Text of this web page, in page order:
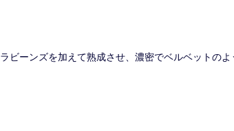
ーンズを加えて熟成させ、濃密でベルベットのよ